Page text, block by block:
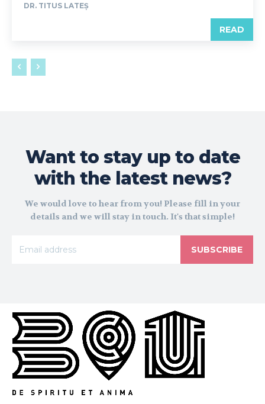
DR. TITUS LATEȘ
READ
Want to stay up to date
with the latest news?
We would love to hear from you! Please fill in your
details and we will stay in touch. It's that simple!
SUBSCRIBE